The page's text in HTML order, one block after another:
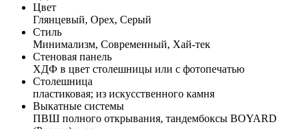
Цвет
Глянцевый, Орех, Серый
Стиль
Минимализм, Современный, Хай-тек
Стеновая панель
ХДФ в цвет столешницы или с фотопечатью
Столешница
пластиковая; из искусственного камня
Выкатные системы
ПВШ полного открывания, тандембоксы BOYARD